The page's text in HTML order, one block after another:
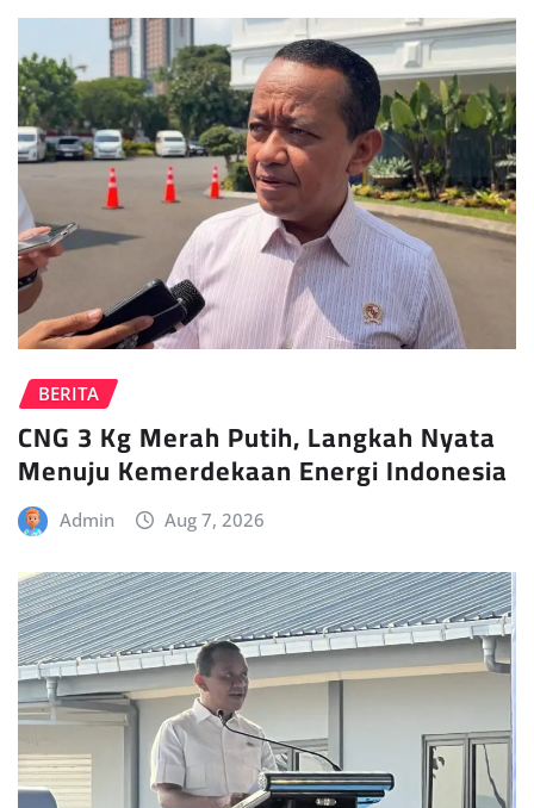
BERITA
CNG 3 Kg Merah Putih, Langkah Nyata
Menuju Kemerdekaan Energi Indonesia
Admin Aug 7, 2026